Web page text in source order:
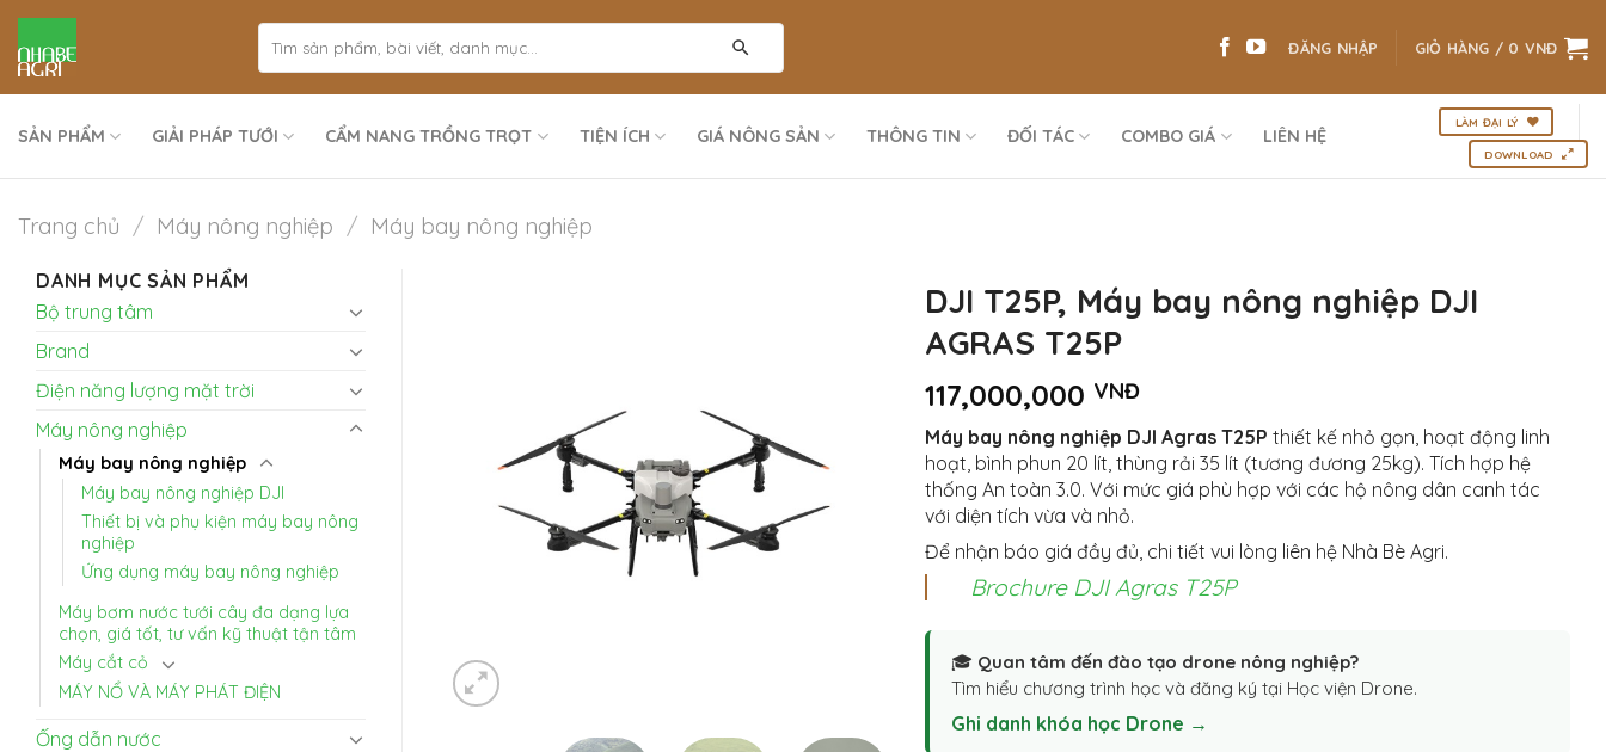
nội
dung
ĐĂNG NHẬP GIỎ HÀNG / 0 VNĐ
SẢN PHẨM GIẢI PHÁP TƯỚI CẨM NANG TRỒNG TRỌT TIỆN ÍCH GIÁ NÔNG SẢN THÔNG TIN ĐỐI TÁC COMBO GIÁ LIÊN HỆ
LÀM ĐẠI LÝ
DOWNLOAD
Trang chủ / Máy nông nghiệp / Máy bay nông nghiệp
DANH MỤC SẢN PHẨM
Bộ trung tâm
Brand
Điện năng lượng mặt trời
Máy nông nghiệp
Máy bay nông nghiệp
Máy bay nông nghiệp DJI
Thiết bị và phụ kiện máy bay nông
nghiệp
Ứng dụng máy bay nông nghiệp
Máy bơm nước tưới cây đa dạng lựa
chọn, giá tốt, tư vấn kỹ thuật tận tâm
Máy cắt cỏ
MÁY NỔ VÀ MÁY PHÁT ĐIỆN
Ống dẫn nước
DJI T25P, Máy bay nông nghiệp DJI
AGRAS T25P
117,000,000 VNĐ
Máy bay nông nghiệp DJI Agras T25P thiết kế nhỏ gọn, hoạt động linh
hoạt, bình phun 20 lít, thùng rải 35 lít (tương đương 25kg). Tích hợp hệ
thống An toàn 3.0. Với mức giá phù hợp với các hộ nông dân canh tác
với diện tích vừa và nhỏ.
Để nhận báo giá đầy đủ, chi tiết vui lòng liên hệ Nhà Bè Agri.
Brochure DJI Agras T25P
🎓 Quan tâm đến đào tạo drone nông nghiệp?
Tìm hiểu chương trình học và đăng ký tại Học viện Drone.
Ghi danh khóa học Drone →